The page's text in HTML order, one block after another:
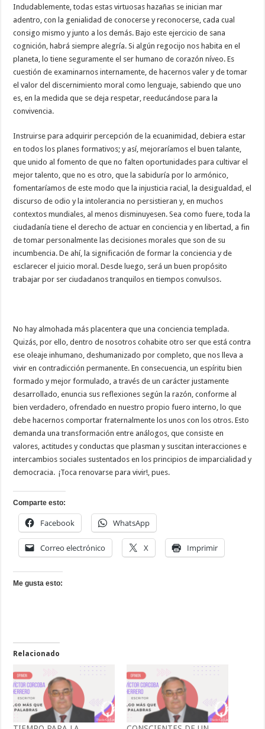
Indudablemente, todas estas virtuosas hazañas se inician mar
adentro, con la genialidad de conocerse y reconocerse, cada cual
consigo mismo y junto a los demás. Bajo este ejercicio de sana
cognición, habrá siempre alegría. Si algún regocijo nos habita en el
planeta, lo tiene seguramente el ser humano de corazón níveo. Es
cuestión de examinarnos internamente, de hacernos valer y de tomar
el valor del discernimiento moral como lenguaje, sabiendo que uno
es, en la medida que se deja respetar, reeducándose para la
convivencia.
Instruirse para adquirir percepción de la ecuanimidad, debiera estar
en todos los planes formativos; y así, mejoraríamos el buen talante,
que unido al fomento de que no falten oportunidades para cultivar el
mejor talento, que no es otro, que la sabiduría por lo armónico,
fomentaríamos de este modo que la injusticia racial, la desigualdad, el
discurso de odio y la intolerancia no persistieran y, en muchos
contextos mundiales, al menos disminuyesen. Sea como fuere, toda la
ciudadanía tiene el derecho de actuar en conciencia y en libertad, a fin
de tomar personalmente las decisiones morales que son de su
incumbencia. De ahí, la significación de formar la conciencia y de
esclarecer el juicio moral. Desde luego, será un buen propósito
trabajar por ser ciudadanos tranquilos en tiempos convulsos.
No hay almohada más placentera que una conciencia templada.
Quizás, por ello, dentro de nosotros cohabite otro ser que está contra
ese oleaje inhumano, deshumanizado por completo, que nos lleva a
vivir en contradicción permanente. En consecuencia, un espíritu bien
formado y mejor formulado, a través de un carácter justamente
desarrollado, enuncia sus reflexiones según la razón, conforme al
bien verdadero, ofrendado en nuestro propio fuero interno, lo que
debe hacernos comportar fraternalmente los unos con los otros. Esto
demanda una transformación entre análogos, que consiste en
valores, actitudes y conductas que plasman y suscitan interacciones e
intercambios sociales sustentados en los principios de imparcialidad y
democracia. ¡Toca renovarse para vivir!, pues.
Comparte esto:
Facebook WhatsApp
Correo electrónico X Imprimir
Me gusta esto:
Relacionado